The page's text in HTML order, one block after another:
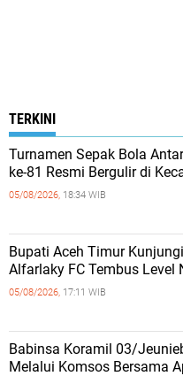
TERKINI
Turnamen Sepak Bola
ke-81 Resmi Bergulir di
05/08/2026, 18:34 WIB
Bupati Aceh Timur
Alfarlaky FC Tembus Level
05/08/2026, 17:11 WIB
Babinsa Koramil 03/
Melalui Komsos Bersama